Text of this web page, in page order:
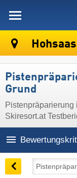
Grund
Pistenpräparierung
Skiresort.at